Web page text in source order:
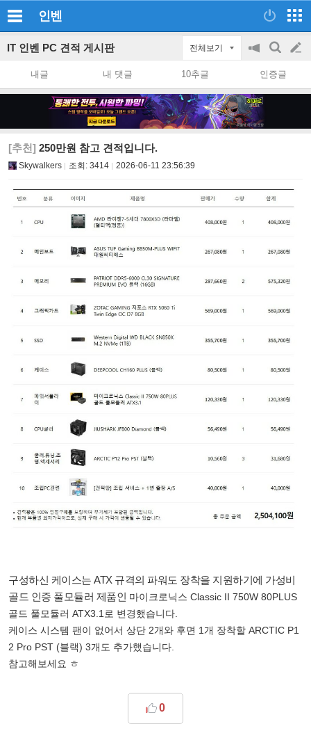
인벤
IT 인벤 PC 견적 게시판 전체보기
공
on/off
검
색
글
쓰
내글 내 댓글 10추글 인증글
[추천] 250만원 참고 견적입니다.
Skywalkers 조회: 3414 2026-06-11 23:56:39
구성하신 케이스는 ATX 규격의 파워도 장착을 지원하기에 가성비
골드 인증 풀모듈러 제품인 마이크로닉스 Classic II 750W 80PLUS
골드 풀모듈러 ATX3.1로 변경했습니다.
케이스 시스템 팬이 없어서 상단 2개와 후면 1개 장착할 ARCTIC P1
2 Pro PST (블랙) 3개도 추가했습니다.
참고해보세요 ㅎ
0